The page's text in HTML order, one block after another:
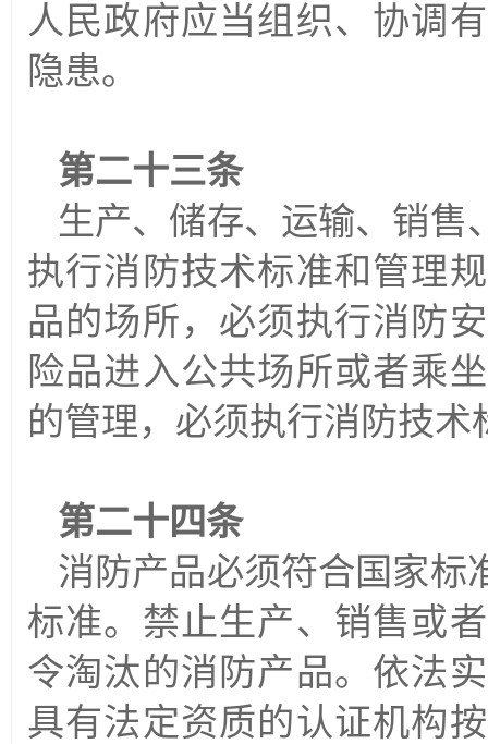
人民政府应当组织、协调
隐患。
第二十三条
生产、储存、运输、销售
执行消防技术标准和管理
品的场所，必须执行消防
险品进入公共场所或者乘
的管理，必须执行消防技术
第二十四条
消防产品必须符合国家标
标准。禁止生产、销售或
令淘汰的消防产品。依法
具有法定资质的认证机构